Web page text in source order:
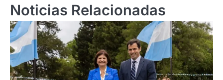
Noticias Relacionadas